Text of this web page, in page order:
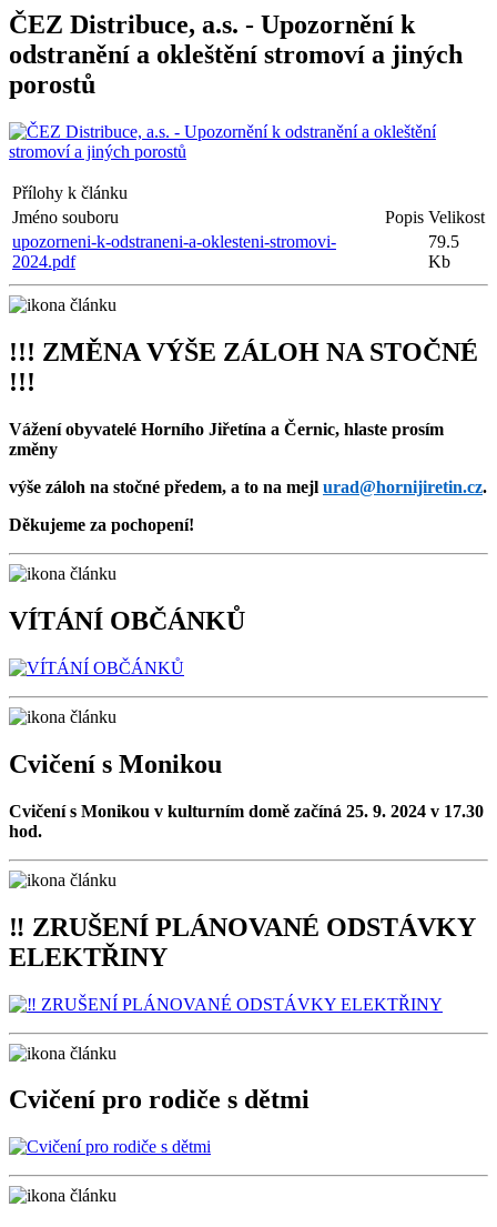
ČEZ Distribuce, a.s. - Upozornění k
odstranění a okleštění stromoví a jiných
porostů
Přílohy k článku
Jméno souboru
Popis Velikost
upozorneni-k-odstraneni-a-oklesteni-stromovi-
2024.pdf
79.5
Kb
!!! ZMĚNA VÝŠE ZÁLOH NA STOČNÉ
!!!
Vážení obyvatelé Horního Jiřetína a Černic, hlaste prosím
změny
výše záloh na stočné předem, a to na mejl urad@hornijiretin.cz.
Děkujeme za pochopení!
VÍTÁNÍ OBČÁNKŮ
Cvičení s Monikou
Cvičení s Monikou v kulturním domě začíná 25. 9. 2024 v 17.30
hod.
‼ ZRUŠENÍ PLÁNOVANÉ ODSTÁVKY
ELEKTŘINY
Cvičení pro rodiče s dětmi